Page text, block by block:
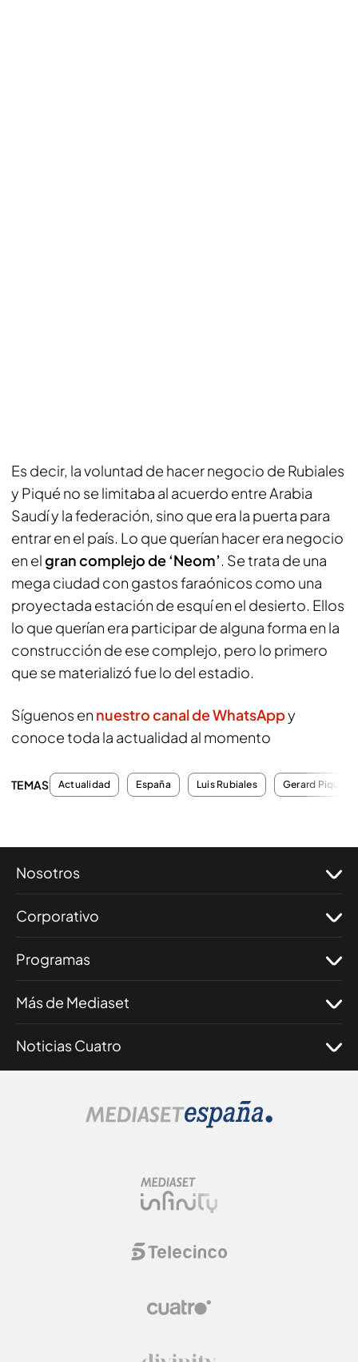
Es decir, la voluntad de hacer negocio de Rubiales
y Piqué no se limitaba al acuerdo entre Arabia
Saudí y la federación, sino que era la puerta para
entrar en el país. Lo que querían hacer era negocio
en elgran complejo de ‘Neom’. Se trata de una
mega ciudad con gastos faraónicos como una
proyectada estación de esquí en el desierto. Ellos
lo que querían era participar de alguna forma en la
construcción de ese complejo, pero lo primero
que se materializó fue lo del estadio.
Síguenos en nuestro canal de WhatsAppy
conoce toda la actualidad al momento
TEMAS Actualidad España Luis Rubiales Gerard Piqué
Nosotros
Corporativo
Programas
Más de Mediaset
Noticias Cuatro